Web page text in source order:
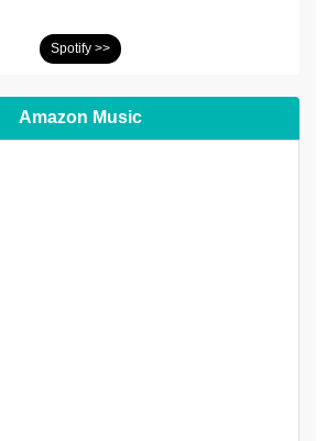
Spotify >>
Amazon Music